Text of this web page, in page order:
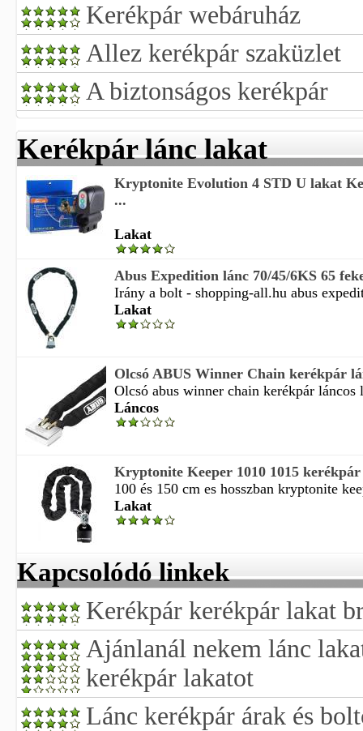
Kerékpár webáruház
Allez kerékpár szaküzlet
A biztonságos kerékpár
Kerékpár lánc lakat
Kryptonite Evolution 4 STD U lakat
...
Lakat
Abus Expedition lánc 70/45/6KS 65
Irány a bolt - shopping-all.hu abus
Lakat
Olcsó ABUS Winner Chain kerékpár
Olcsó abus winner chain kerékpár láncos
Láncos
Kryptonite Keeper 1010 1015
100 és 150 cm es hosszban kryptonite
Lakat
Kapcsolódó linkek
Kerékpár kerékpár lakat
Ajánlanál nekem lánc
kerékpár lakatot
Lánc kerékpár árak és